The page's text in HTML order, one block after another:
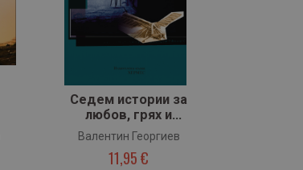
Седем истории за
любов, грях и
смърт
Валентин Георгиев
11,95 €